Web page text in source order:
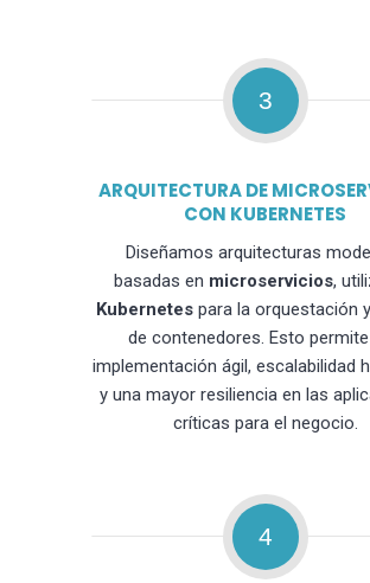
3
ARQUITECTURA DE
CON KUBERNETES
Diseñamos arquitecturas
basadas en microservicios,
Kubernetes para la orquestación
de contenedores. Esto
implementación ágil, escalabilidad
y una mayor resiliencia en las
críticas para el negocio.
4